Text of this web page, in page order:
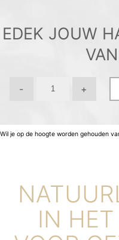
EDEK JOUW
- +
Wil je op de hoogte worden gehouden
IN